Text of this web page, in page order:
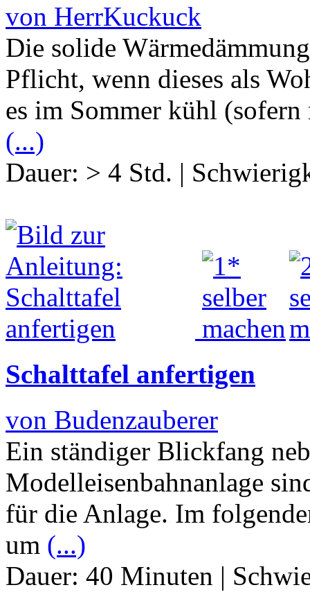
von HerrKuckuck
Die solide
Pflicht, wenn dieses als
es im Sommer kühl
(...)
Dauer: > 4 Std. |
Schalttafel anfertigen
von Budenzauberer
Ein ständiger Blickfang
Modelleisenbahnanlage
für die Anlage. Im
um (...)
Dauer: 40 Minuten |